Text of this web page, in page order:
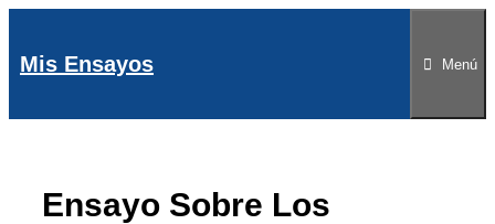
contenido
Mis Ensayos Menú
Ensayo Sobre Los